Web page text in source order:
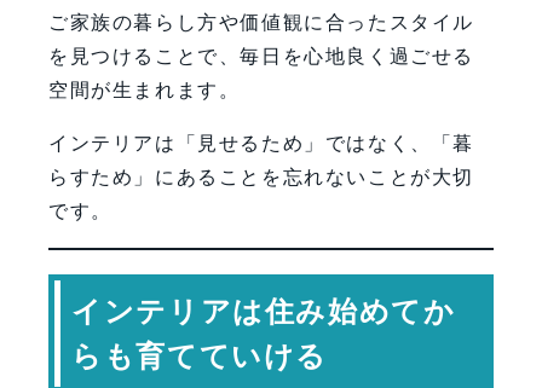
ご家族の暮らし方や価値観に合ったスタイル
を見つけることで、毎日を心地良く過ごせる
空間が生まれます。
インテリアは「見せるため」ではなく、「暮
らすため」にあることを忘れないことが大切
です。
インテリアは住み始めてか
らも育てていける